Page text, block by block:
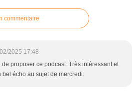
commentaire
2025 17:48
de proposer ce podcast. Très intéressant et
bel écho au sujet de mercredi.